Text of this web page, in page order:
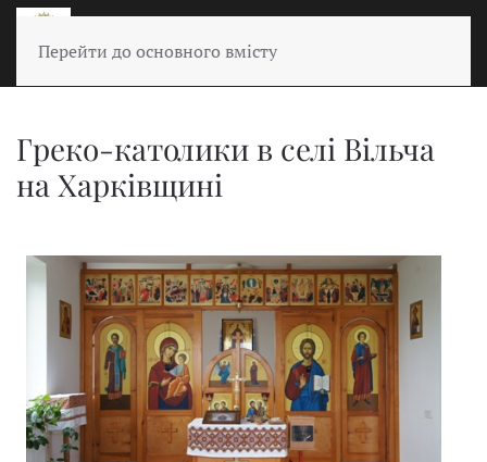
Перейти до основного вмісту
Греко-католики в селі Вільча
на Харківщині